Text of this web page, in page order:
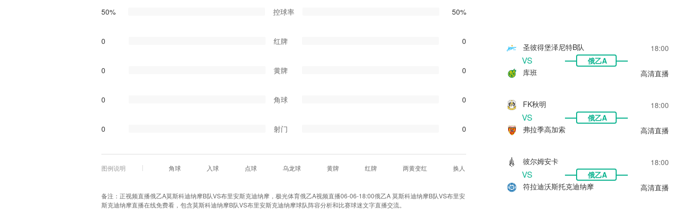
50% 控球率 50%
0 红牌 0
0 黄牌 0
0 角球 0
0 射门 0
图例说明 角球 入球 点球 乌龙球 黄牌 红牌 两黄变红 换人
备注：正视频直播俄乙A莫斯科迪纳摩B队VS布里安斯克迪纳摩，极光体育俄乙A视频直播06-06-18:00俄乙A 莫斯科迪纳摩B队VS布里安
斯克迪纳摩直播在线免费看，包含莫斯科迪纳摩B队VS布里安斯克迪纳摩球队阵容分析和比赛球迷文字直播交流。
圣彼得堡泽尼特B队 18:00
VS
俄乙A
库班
高清直播
FK秋明 18:00
VS
俄乙A
弗拉季高加索
高清直播
彼尔姆安卡 18:00
VS
俄乙A
符拉迪沃斯托克迪纳摩
高清直播